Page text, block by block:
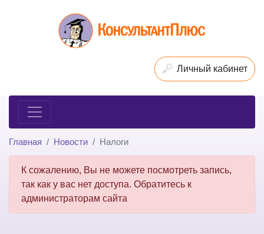
Личный кабинет
Главная Новости Налоги
К сожалению, Вы не можете посмотреть запись,
так как у вас нет доступа. Обратитесь к
администраторам сайта